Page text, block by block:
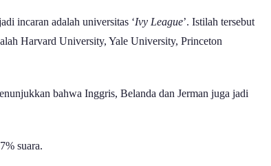
incaran adalah universitas ‘Ivy League’. Istilah tersebut
Harvard University, Yale University, Princeton
bahwa Inggris, Belanda dan Jerman juga jadi
suara.